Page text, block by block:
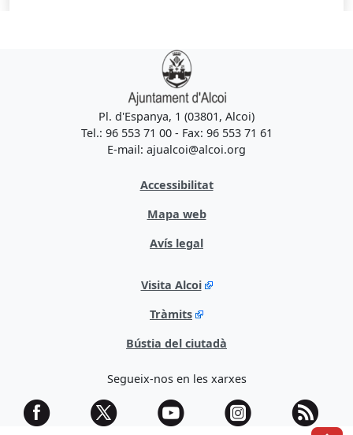
Pl. d'Espanya, 1 (03801, Alcoi)
Tel.: 96 553 71 00 - Fax: 96 553 71 61
E-mail: ajualcoi@alcoi.org
Accessibilitat
Mapa web
Avís legal
Visita Alcoi
Tràmits
Bústia del ciutadà
Segueix-nos en les xarxes